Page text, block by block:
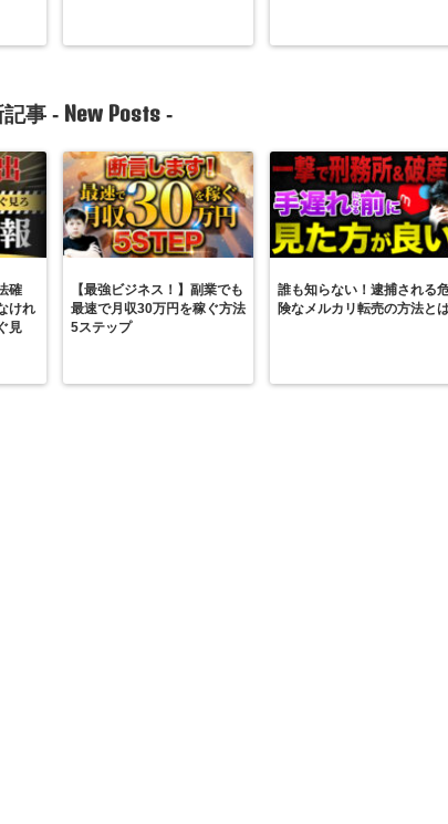
事 - New Posts -
確
けれ
見
【最強ビジネス！】副業でも
最速で月収30万円を稼ぐ方法
5ステップ
誰も知らない！逮捕される
険なメルカリ転売の方法と